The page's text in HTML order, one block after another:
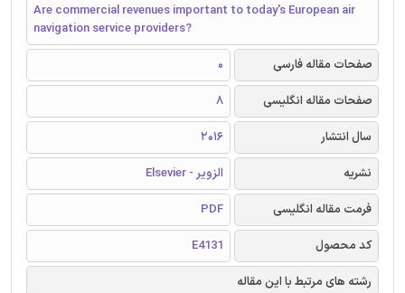
Are commercial revenues important to today's European air
navigation service providers?
صفحات مقاله فارسی
0
صفحات مقاله انگلیسی
8
سال انتشار
2016
نشریه
الزویر - Elsevier
فرمت مقاله انگلیسی
PDF
کد محصول
E4131
رشته های مرتبط با این مقاله